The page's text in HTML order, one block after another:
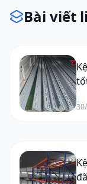
Bài viết